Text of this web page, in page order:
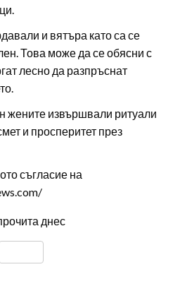
и вятъра като са се
Това може да се обясни с
лесно да разпръснат
жените извършвали ритуали
и просперитет през
съгласие на
днес